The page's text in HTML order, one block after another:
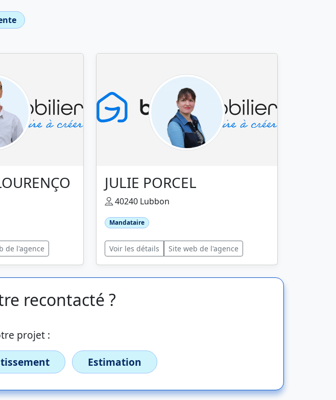
de l'agence
JULIE PORCEL
40240 Lubbon
Mandataire
Voir les détails Site web de l'agence
recontacté ?
projet :
Estimation